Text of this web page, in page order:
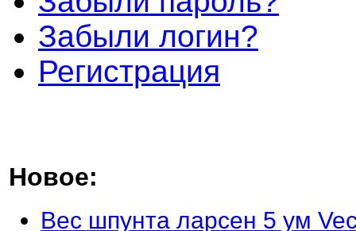
Забыли логин?
Регистрация
Новое:
Вес шпунта ларсен 5 ум